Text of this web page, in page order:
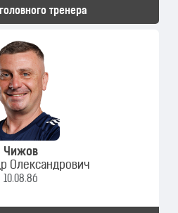
тренера
Чижов
Олександрович
10.08.86